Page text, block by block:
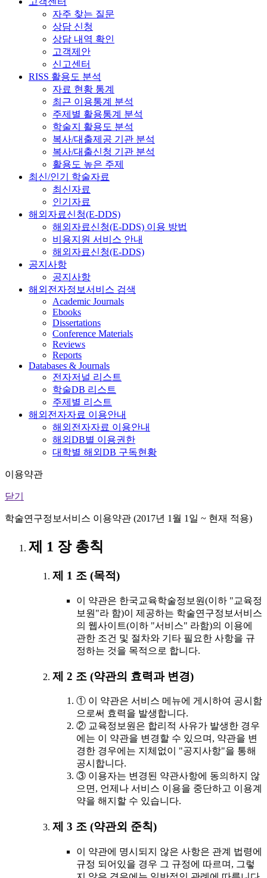
자주 찾는 질문
상담 신청
상담 내역 확인
고객제안
신고센터
RISS 활용도 분석
자료 현황 통계
최근 이용통계 분석
주제별 활용통계 분석
학술지 활용도 분석
복사/대출제공 기관 분석
복사/대출신청 기관 분석
활용도 높은 주제
최신/인기 학술자료
최신자료
인기자료
해외자료신청(E-DDS)
해외자료신청(E-DDS) 이용 방법
비용지원 서비스 안내
해외자료신청(E-DDS)
공지사항
공지사항
해외전자정보서비스 검색
Academic Journals
Ebooks
Dissertations
Conference Materials
Reviews
Reports
Databases & Journals
전자저널 리스트
학술DB 리스트
주제별 리스트
해외전자자료 이용안내
해외전자자료 이용안내
해외DB별 이용권한
대학별 해외DB 구독현황
이용약관
닫기
학술연구정보서비스 이용약관 (2017년 1월 1일 ~ 현재 적용)
제 1 장 총칙
제 1 조 (목적)
이 약관은 한국교육학술정보원(이하 "교육정
보원"라 함)이 제공하는 학술연구정보서비스
의 웹사이트(이하 "서비스" 라함)의 이용에
관한 조건 및 절차와 기타 필요한 사항을 규
정하는 것을 목적으로 합니다.
제 2 조 (약관의 효력과 변경)
① 이 약관은 서비스 메뉴에 게시하여 공시함
으로써 효력을 발생합니다.
② 교육정보원은 합리적 사유가 발생한 경우
에는 이 약관을 변경할 수 있으며, 약관을 변
경한 경우에는 지체없이 "공지사항"을 통해
공시합니다.
③ 이용자는 변경된 약관사항에 동의하지 않
으면, 언제나 서비스 이용을 중단하고 이용계
약을 해지할 수 있습니다.
제 3 조 (약관외 준칙)
이 약관에 명시되지 않은 사항은 관계 법령에
규정 되어있을 경우 그 규정에 따르며, 그렇